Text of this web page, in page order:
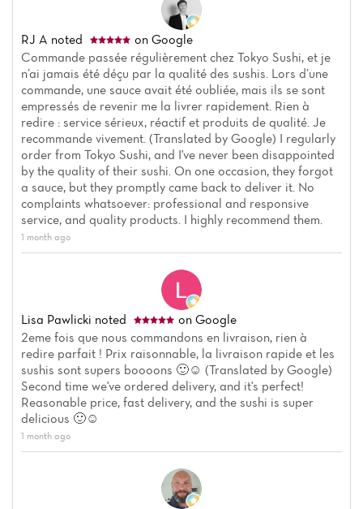
RJ A noted
on Google
Commande passée régulièrement chez Tokyo Sushi, et je
n’ai jamais été déçu par la qualité des sushis. Lors d’une
commande, une sauce avait été oubliée, mais ils se sont
empressés de revenir me la livrer rapidement. Rien à
redire : service sérieux, réactif et produits de qualité. Je
recommande vivement. (Translated by Google) I regularly
order from Tokyo Sushi, and I've never been disappointed
by the quality of their sushi. On one occasion, they forgot
a sauce, but they promptly came back to deliver it. No
complaints whatsoever: professional and responsive
service, and quality products. I highly recommend them.
1 month ago
Lisa Pawlicki noted
on Google
2eme fois que nous commandons en livraison, rien à
redire parfait ! Prix raisonnable, la livraison rapide et les
sushis sont supers boooons 🙂☺️ (Translated by Google)
Second time we've ordered delivery, and it's perfect!
Reasonable price, fast delivery, and the sushi is super
delicious 🙂☺️
1 month ago
Home
News
Menu
Reviews